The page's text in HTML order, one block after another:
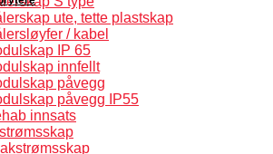
ute, tette plastskap
/ kabel
IP 65
innfellt
påvegg
påvegg IP55
innsats